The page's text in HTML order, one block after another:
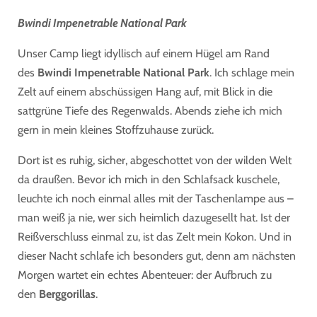
Bwindi Impenetrable National Park
Unser Camp liegt idyllisch auf einem Hügel am Rand
des Bwindi Impenetrable National Park. Ich schlage mein
Zelt auf einem abschüssigen Hang auf, mit Blick in die
sattgrüne Tiefe des Regenwalds. Abends ziehe ich mich
gern in mein kleines Stoffzuhause zurück.
Dort ist es ruhig, sicher, abgeschottet von der wilden Welt
da draußen. Bevor ich mich in den Schlafsack kuschele,
leuchte ich noch einmal alles mit der Taschenlampe aus –
man weiß ja nie, wer sich heimlich dazugesellt hat. Ist der
Reißverschluss einmal zu, ist das Zelt mein Kokon. Und in
dieser Nacht schlafe ich besonders gut, denn am nächsten
Morgen wartet ein echtes Abenteuer: der Aufbruch zu
den Berggorillas.